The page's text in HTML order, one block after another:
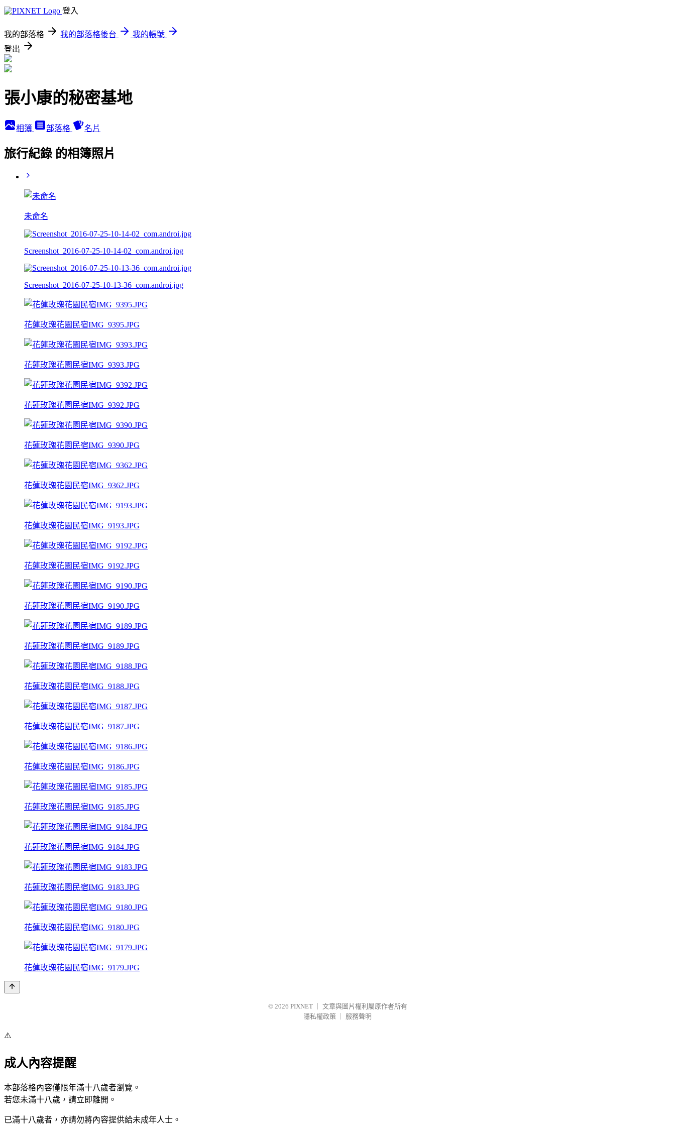
登入
我的部落格 我的部落格後台
我的帳號
登出
張小康的秘密基地
相簿 部落格 名片
旅行紀錄 的相簿照片
未命名
Screenshot_2016-07-25-10-14-02_com.androi.jpg
Screenshot_2016-07-25-10-13-36_com.androi.jpg
花蓮玫瑰花園民宿IMG_9395.JPG
花蓮玫瑰花園民宿IMG_9393.JPG
花蓮玫瑰花園民宿IMG_9392.JPG
花蓮玫瑰花園民宿IMG_9390.JPG
花蓮玫瑰花園民宿IMG_9362.JPG
花蓮玫瑰花園民宿IMG_9193.JPG
花蓮玫瑰花園民宿IMG_9192.JPG
花蓮玫瑰花園民宿IMG_9190.JPG
花蓮玫瑰花園民宿IMG_9189.JPG
花蓮玫瑰花園民宿IMG_9188.JPG
花蓮玫瑰花園民宿IMG_9187.JPG
花蓮玫瑰花園民宿IMG_9186.JPG
花蓮玫瑰花園民宿IMG_9185.JPG
花蓮玫瑰花園民宿IMG_9184.JPG
花蓮玫瑰花園民宿IMG_9183.JPG
花蓮玫瑰花園民宿IMG_9180.JPG
花蓮玫瑰花園民宿IMG_9179.JPG
© 2026 PIXNET
文章與圖片權利屬原作者所有
隱私權政策
服務聲明
⚠️
成人內容提醒
本部落格內容僅限年滿十八歲者瀏覽。
若您未滿十八歲，請立即離開。
已滿十八歲者，亦請勿將內容提供給未成年人士。